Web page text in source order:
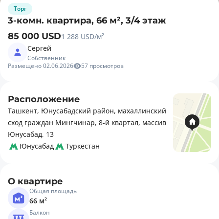
Торг
3-комн. квартира, 66 м², 3/4 этаж
85 000 USD1 288 USD/м²
Сергей
Собственник
Размещено 02.06.2026
57 просмотров
Расположение
Ташкент, Юнусабадский район, махаллинский
сход граждан Мингчинар, 8-й квартал, массив
Юнусабад, 13
Юнусабад
Туркестан
О квартире
Общая площадь
66 м²
Балкон